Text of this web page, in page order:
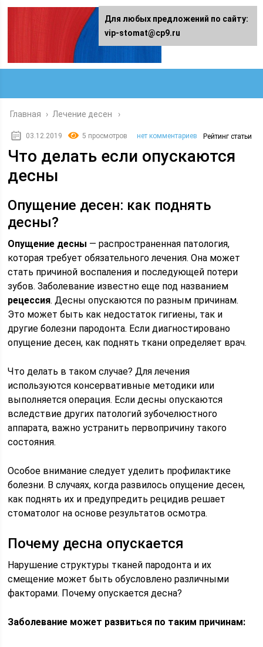
Главная › Лечение десен
03.12.2019 5 просмотров нет комментариев Рейтинг статьи
Что делать если опускаются
десны
Опущение десен: как поднять
десны?
Опущение десны — распространенная патология,
которая требует обязательного лечения. Она может
стать причиной воспаления и последующей потери
зубов. Заболевание известно еще под названием
рецессия. Десны опускаются по разным причинам.
Это может быть как недостаток гигиены, так и
другие болезни пародонта. Если диагностировано
опущение десен, как поднять ткани определяет врач.
Что делать в таком случае? Для лечения
используются консервативные методики или
выполняется операция. Если десны опускаются
вследствие других патологий зубочелюстного
аппарата, важно устранить первопричину такого
состояния.
Особое внимание следует уделить профилактике
болезни. В случаях, когда развилось опущение десен,
как поднять их и предупредить рецидив решает
стоматолог на основе результатов осмотра.
Почему десна опускается
Нарушение структуры тканей пародонта и их
смещение может быть обусловлено различными
факторами. Почему опускается десна?
Заболевание может развиться по таким причинам:
Для любых предложений по сайту:
vip-stomat@cp9.ru